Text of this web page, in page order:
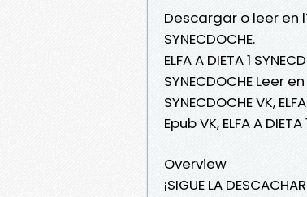
Descargar o leer en
SYNECDOCHE.
ELFA A DIETA 1
SYNECDOCHE Leer
SYNECDOCHE VK,
Epub VK, ELFA A
Overview
¡SIGUE LA